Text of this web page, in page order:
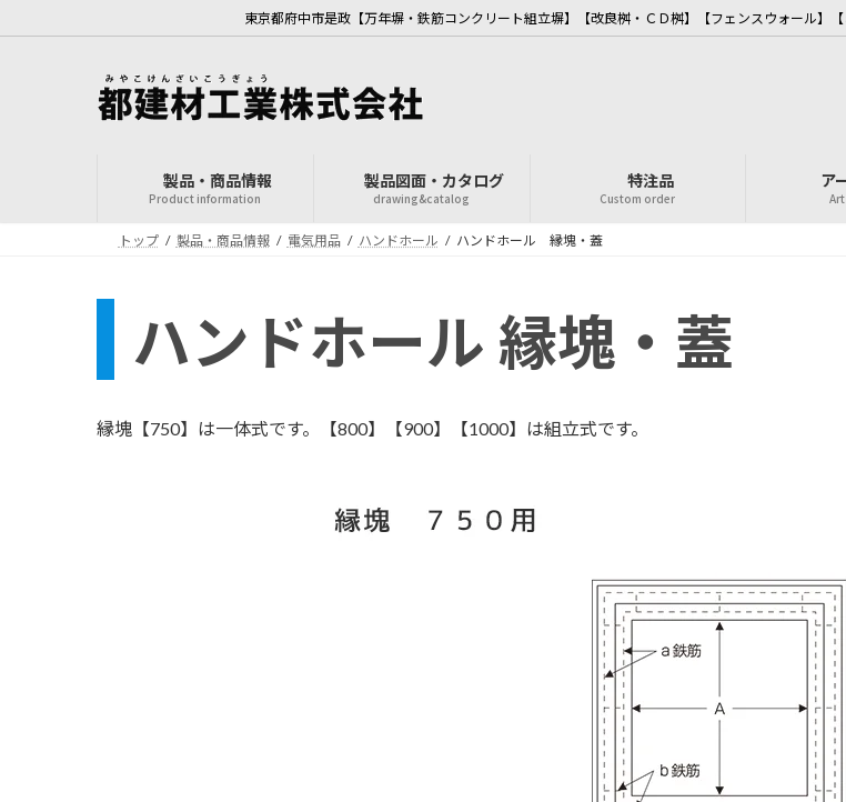
ン
ビ
東京都府中市是政【万年塀・鉄筋コンクリート組立塀】【改良桝・ＣＤ桝】【フェンスウォール】
製品・商品情報
Product information
製品図面・カタログ
drawing&catalog
特注品
Custom order
ア
トップ 製品・商品情報 電気用品 ハンドホール ハンドホール 縁塊・蓋
ハンドホール 縁塊・蓋
縁塊【750】は一体式です。【800】【900】【1000】は組立式です。